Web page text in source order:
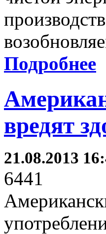
Подробнее
вредят
21.08.2013
6441